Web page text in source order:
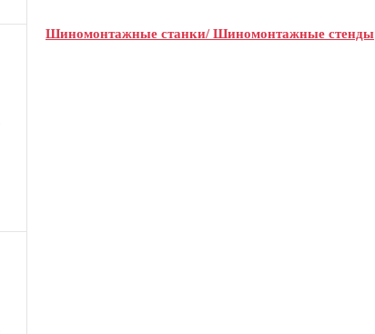
Шиномонтажные станки/ Шиномонтажные стенды